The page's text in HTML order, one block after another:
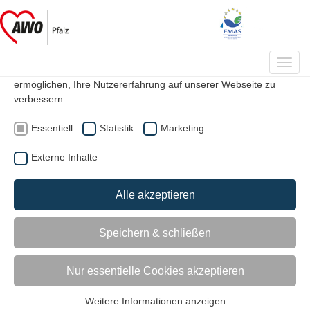
Einzelmitgliedschaft
Arbeiterwohlfahrt Pfalz e.V.
Mitgliederorganisation
Gudrun Gutfrucht
Datenschutzeinstellungen
Auf unserer Webseite werden Cookies verwendet. Einige davon
ermöglichen, Ihre Nutzererfahrung auf unserer Webseite zu
verbessern.
Essentiell Statistik Marketing
Externe Inhalte
Alle akzeptieren
Speichern & schließen
Nur essentielle Cookies akzeptieren
Weitere Informationen anzeigen